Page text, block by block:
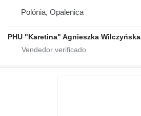
Polónia, Opalenica
PHU "Karetina" Agnieszka Wilczyńska